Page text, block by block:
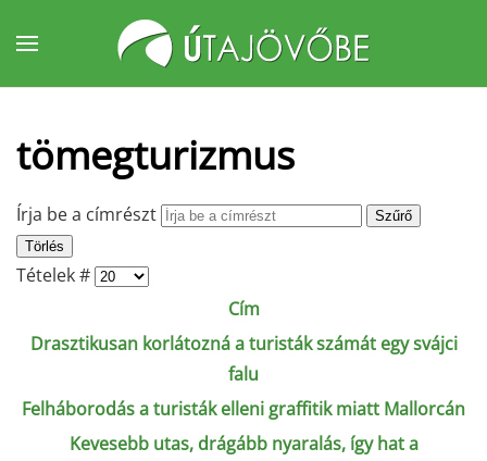
Fő tartalom átugrása
tömegturizmus
Írja be a címrészt
Szűrő
Törlés
Tételek #
Cím
Drasztikusan korlátozná a turisták számát egy svájci
falu
Felháborodás a turisták elleni graffitik miatt Mallorcán
Kevesebb utas, drágább nyaralás, így hat a